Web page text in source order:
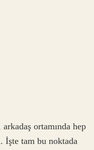
ortamında hep
İşte tam bu noktada